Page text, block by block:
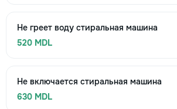
Не греет воду стиральная машина
520 MDL
Не включается стиральная машина
630 MDL